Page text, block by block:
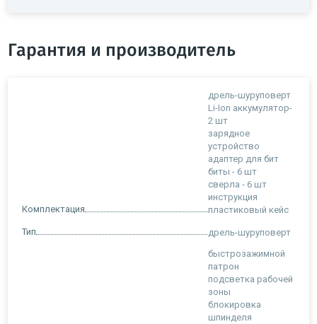
Гарантия и производитель
Комплектация
дрель-шуруповерт
Li-Ion аккумулятор-
2 шт
зарядное
устройство
адаптер для бит
биты - 6 шт
сверла - 6 шт
инструкция
пластиковый кейс
Тип
дрель-шуруповерт
быстрозажимной
патрон
подсветка рабочей
зоны
блокировка
шпинделя